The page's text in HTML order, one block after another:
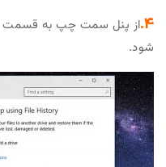
4. از پنل سمت چپ به قسمت
شود.